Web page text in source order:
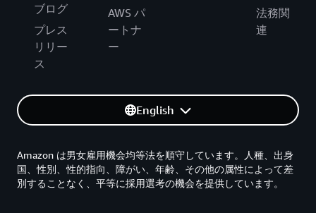
ブログ
プレス
リリー
ス
AWS パ
ートナ
ー
法務関
連
English
Amazon は男女雇用機会均等法を順守しています。人種、出身
国、性別、性的指向、障がい、年齢、その他の属性によって差
別することなく、平等に採用選考の機会を提供しています。